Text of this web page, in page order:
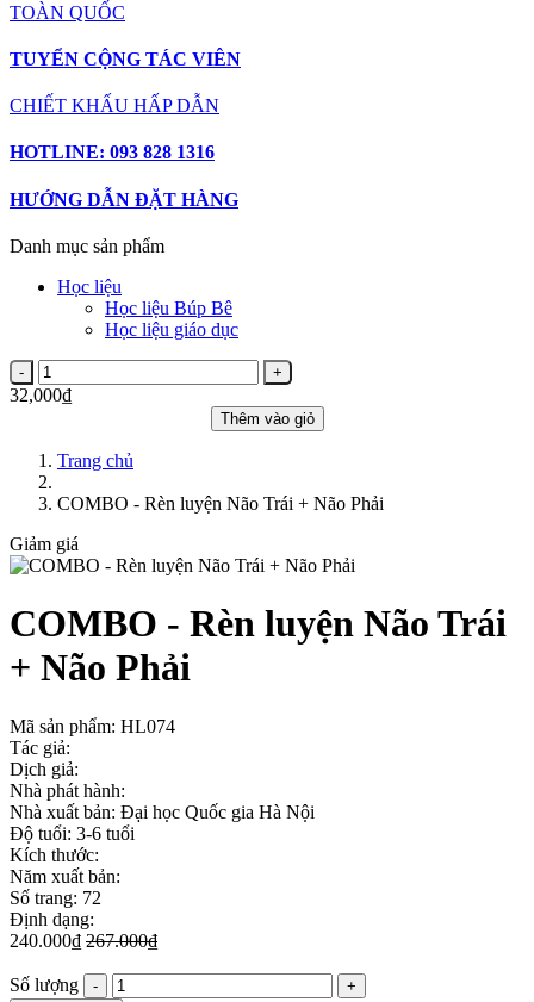
TOÀN QUỐC
TUYỂN CỘNG TÁC VIÊN
CHIẾT KHẤU HẤP DẪN
HOTLINE: 093 828 1316
HƯỚNG DẪN ĐẶT HÀNG
Danh mục sản phẩm
Học liệu
Học liệu Búp Bê
Học liệu giáo dục
32,000₫
Thêm vào giỏ
Trang chủ
COMBO - Rèn luyện Não Trái + Não Phải
Giảm giá
COMBO - Rèn luyện Não Trái
+ Não Phải
Mã sản phẩm: HL074
Tác giả:
Dịch giả:
Nhà phát hành:
Nhà xuất bản: Đại học Quốc gia Hà Nội
Độ tuổi: 3-6 tuổi
Kích thước:
Năm xuất bản:
Số trang: 72
Định dạng:
240.000₫ 267.000₫
Số lượng